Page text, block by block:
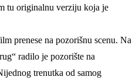
tu originalnu verziju koja je
prenese na pozorišnu scenu. Na
radilo je pozorište na
trenutka od samog